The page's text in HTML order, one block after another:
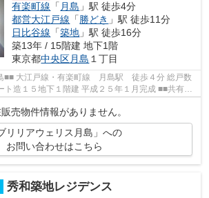
有楽町線 「 月島 」駅 徒歩4分
都営大江戸線 「 勝どき 」駅 徒歩11分
日比谷線 「築地 」駅 徒歩16分
築13年 / 15階建 地下1階
東京都中央区月島 １丁目
総戸数
１５地下１階建 平成２５年１月完成 ■■共有部
売物件情報がありません。
リリアウェリス月島」への
お問い合わせはこちら
秀和築地レジデンス